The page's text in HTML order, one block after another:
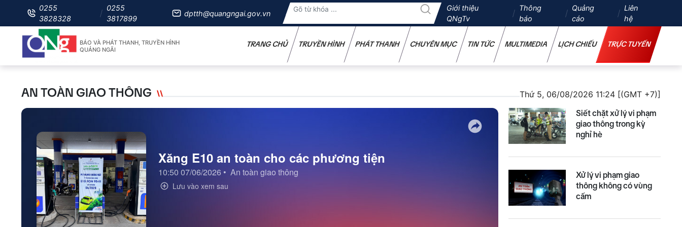
0255
3828328
0255
3817899
dptth@quangngai.gov.vn
Giới thiệu
QNgTv
Thông
báo
Quảng
cáo
Liên
hệ
BÁO VÀ PHÁT THANH, TRUYỀN HÌNH
QUẢNG NGÃI
TRANG CHỦ TRUYỀN HÌNH PHÁT THANH CHUYÊN MỤC TIN TỨC MULTIMEDIA LỊCH CHIẾU TRỰC TUYẾN
AN TOÀN GIAO THÔNG Thứ 5, 06/08/2026 11:24 [(GMT +7)]
Siết chặt xử lý vi phạm
giao thông trong kỳ
nghỉ hè
Xử lý vi phạm giao
thông không có vùng
cấm